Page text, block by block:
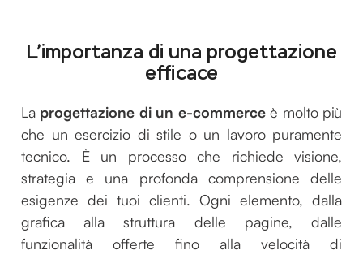
L’importanza di una progettazione
efficace
La progettazione di un e-commerceè molto più
che un esercizio di stile o un lavoro puramente
tecnico. È un processo che richiede visione,
strategia e una profonda comprensione delle
esigenze dei tuoi clienti. Ogni elemento, dalla
grafica alla struttura delle pagine, dalle
funzionalità offerte fino alla velocità di